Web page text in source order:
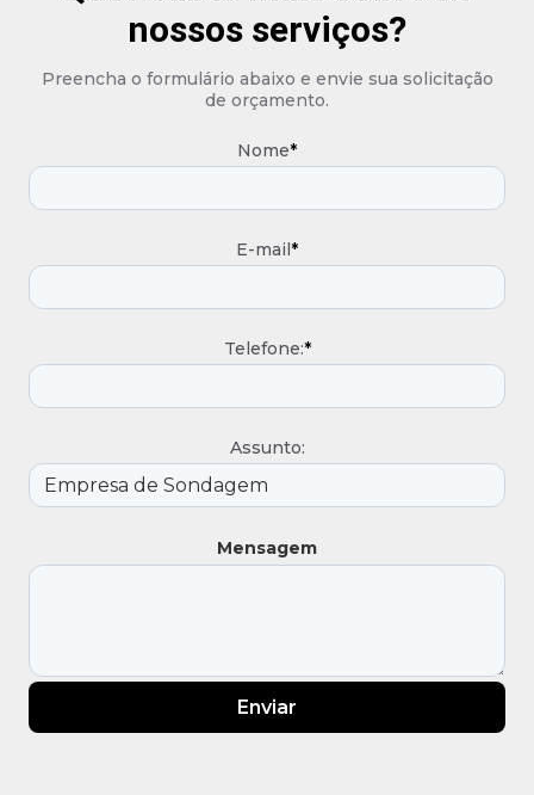
nossos serviços?
Preencha o formulário abaixo e envie sua solicitação
de orçamento.
Nome*
E-mail*
Telefone:*
Assunto:
Mensagem
Enviar